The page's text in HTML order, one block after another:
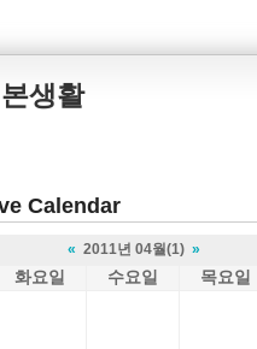
생활
Calendar
« 2011년 04월(1) »
화요일 수요일 목요일